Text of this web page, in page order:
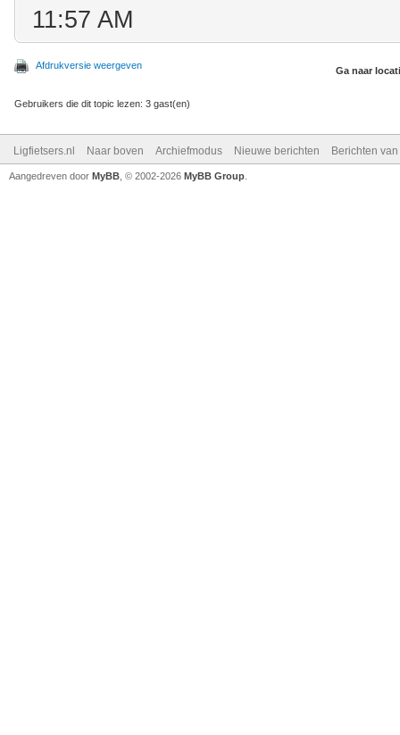
11:57 AM
Afdrukversie weergeven Ga naar
Gebruikers die dit topic lezen: 3 gast(en)
Ligfietsers.nl Naar boven Archiefmodus Nieuwe berichten Berichten
Aangedreven door MyBB , © 2002-2026 MyBB Group